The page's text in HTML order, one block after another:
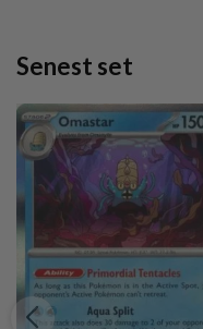
Senest set